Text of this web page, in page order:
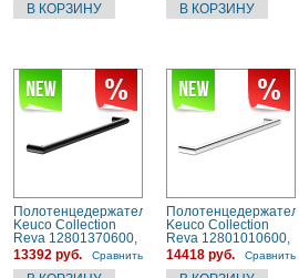
Полотенцедержатель
Keuco Collection
Reva 12801370600,
черный, матовый
13392 руб. Сравнить
Полотенцедержатель
Keuco Collection
Reva 12801010600,
хром
14418 руб. Сравнить